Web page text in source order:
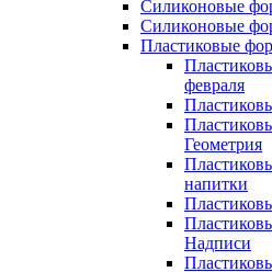
Силиконовые
Силиконовые
Пластиковые
февраля
Геометрия
напитки
Надписи